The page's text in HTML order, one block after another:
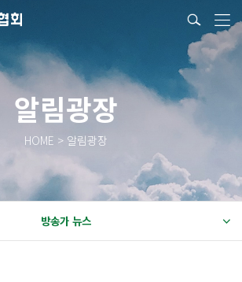
알림광장
HOME > 알림광장
방송가 뉴스